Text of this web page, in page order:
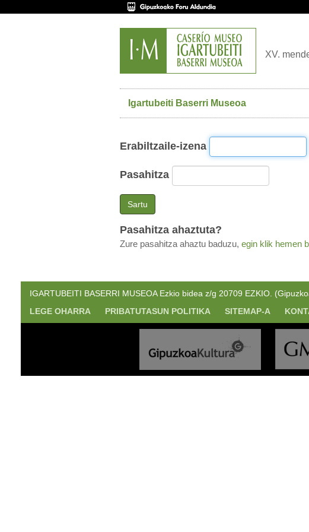
XV.
Igartubeiti Baserri Museoa
Erabiltzaile-izena
Pasahitza
Sartu
Pasahitza ahaztuta?
Zure pasahitza ahaztu baduzu, egin klik hemen
IGARTUBEITI BASERRI MUSEOA Ezkio bidea z/g 20709 EZKIO.
LEGE OHARRA
PRIBATUTASUN POLITIKA SITEMAP-A